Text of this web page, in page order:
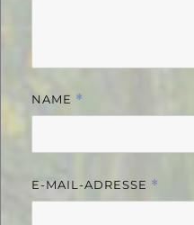
NAME *
E-MAIL-ADRESSE *